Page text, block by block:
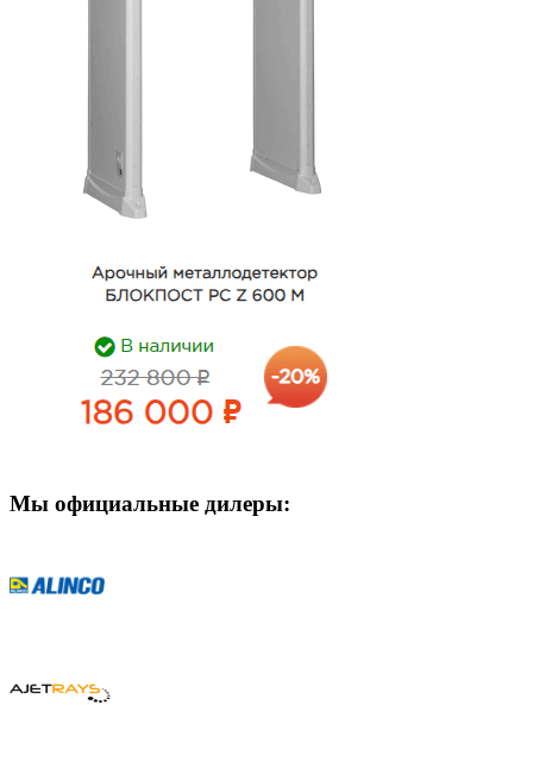
Мы официальные дилеры: